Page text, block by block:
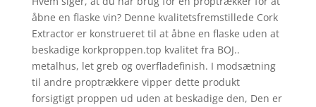
åbne en flaske vin? Denne kvalitetsfremstillede Cork
Extractor er konstrueret til at åbne en flaske uden at
beskadige korkproppen.top kvalitet fra BOJ..
metalhus, let greb og overfladefinish. I modsætning
til andre proptrækkere vipper dette produkt
forsigtigt proppen ud uden at beskadige den, Den er